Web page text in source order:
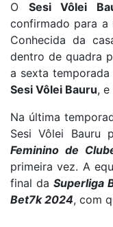
O Sesi Vôlei
confirmado para a
Conhecida da
dentro de quadra
a sexta
Sesi Vôlei Bauru,
Na última
Sesi Vôlei Bauru
Feminino de
primeira vez. A
final da Superliga
Bet7k 2024, com